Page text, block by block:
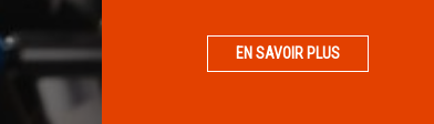
EN SAVOIR PLUS